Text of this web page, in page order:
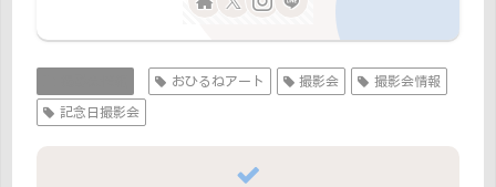
おひるねアート 撮影会 撮影会情報
記念日撮影会